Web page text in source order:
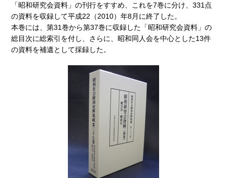
「昭和研究会資料」の刊行をすすめ、これを7巻に分け、331点
の資料を収録して平成22（2010）年8月に終了した。
本巻には、第31巻から第37巻に収録した「昭和研究会資料」の
総目次に総索引を付し、さらに、昭和同人会を中心とした13件
の資料を補遺として採録した。